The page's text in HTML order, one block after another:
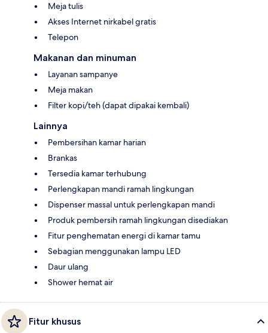
Meja tulis
Akses Internet nirkabel gratis
Telepon
Makanan dan minuman
Layanan sampanye
Meja makan
Filter kopi/teh (dapat dipakai kembali)
Lainnya
Pembersihan kamar harian
Brankas
Tersedia kamar terhubung
Perlengkapan mandi ramah lingkungan
Dispenser massal untuk perlengkapan mandi
Produk pembersih ramah lingkungan disediakan
Fitur penghematan energi di kamar tamu
Sebagian menggunakan lampu LED
Daur ulang
Shower hemat air
Fitur khusus